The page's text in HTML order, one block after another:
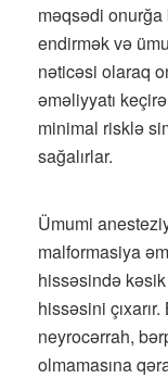
məqsədi
endirmək və
nəticəsi olaraq
əməliyyatı
minimal risklə
sağalırlar.
Ümumi
malformasiya
hissəsində
hissəsini
neyrocərrah,
olmamasına